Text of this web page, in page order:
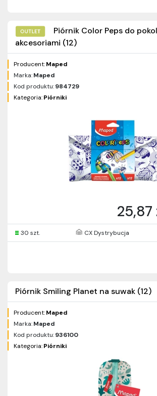
Piórnik Color Peps do
akcesoriami (12)
Producent:Maped
Marka:Maped
Kod produktu:984729
Kategoria:Piórniki
25,87
30 szt. CX Dystrybucja
Piórnik Smiling Planet na suwak (12)
Producent:Maped
Marka:Maped
Kod produktu:936100
Kategoria:Piórniki